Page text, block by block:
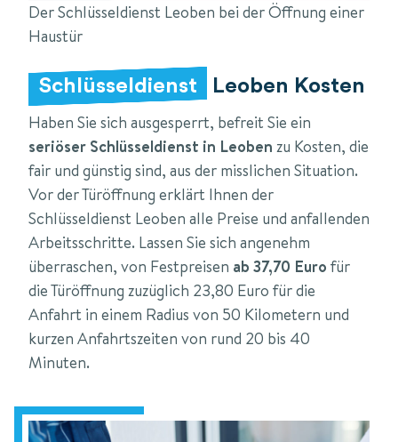
Der Schlüsseldienst Leoben bei der Öffnung einer
Haustür
Schlüsseldienst Leoben Kosten
Haben Sie sich ausgesperrt, befreit Sie ein
seriöser Schlüsseldienst in Leoben zu Kosten, die
fair und günstig sind, aus der misslichen Situation.
Vor der Türöffnung erklärt Ihnen der
Schlüsseldienst Leoben alle Preise und anfallenden
Arbeitsschritte. Lassen Sie sich angenehm
überraschen, von Festpreisen ab 37,70 Euro für
die Türöffnung zuzüglich 23,80 Euro für die
Anfahrt in einem Radius von 50 Kilometern und
kurzen Anfahrtszeiten von rund 20 bis 40
Minuten.